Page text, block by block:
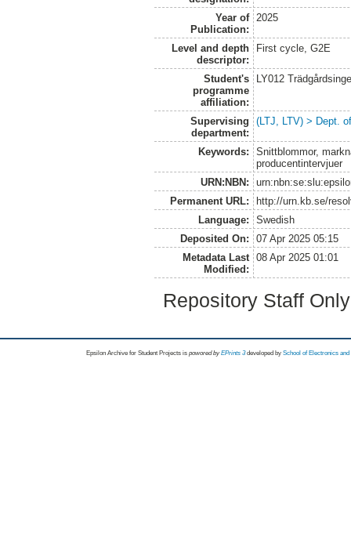
Year of
Publication:
2025
Level and depth
descriptor:
First cycle, G2E
Student's
programme
affiliation:
LY012
Supervising
department:
(LTJ, LTV) > Dept.
Keywords:
Snittblommor,
producentintervjuer
URN:NBN:
Permanent URL:
http://urn.kb.se/
Language:
Swedish
Deposited On:
07 Apr 2025 05:15
Metadata Last
Modified:
08 Apr 2025 01:01
Repository Staff
Epsilon Archive for Student Projects is powored byEPrints 3 developed by School of Electronics